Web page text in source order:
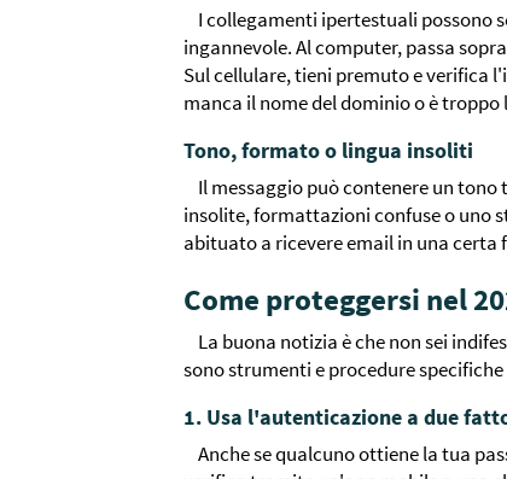
I collegamenti ipertestuali possono
ingannevole. Al computer, passa
Sul cellulare, tieni premuto e verifica
manca il nome del dominio o è
Tono, formato o lingua insoliti
Il messaggio può contenere un
insolite, formattazioni confuse o uno
abituato a ricevere email in una
Come proteggersi nel
La buona notizia è che non sei
sono strumenti e procedure
1. Usa l'autenticazione a due
Anche se qualcuno ottiene la tua